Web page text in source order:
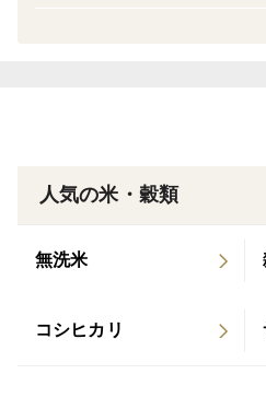
にも最適）が高いですが、ニ
ですので、菓子パンやフラン
国産の小麦を北海道だけに頼
人気の米・穀類
無洗米
コシヒカリ